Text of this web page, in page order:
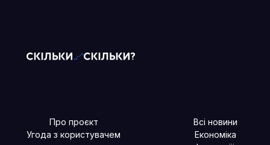
Про проєкт
Угода з користувачем
Всі новини
Економіка